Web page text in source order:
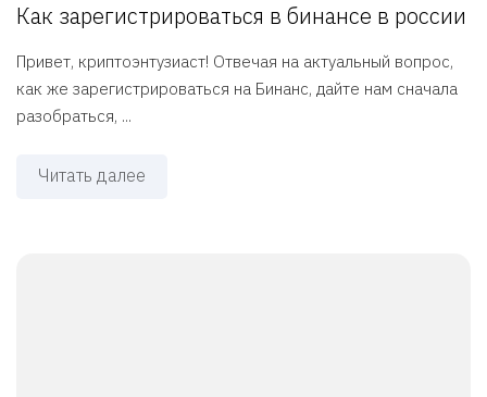
Как зарегистрироваться в бинансе в россии
Привет, криптоэнтузиаст! Отвечая на актуальный вопрос,
как же зарегистрироваться на Бинанс, дайте нам сначала
разобраться, ...
Читать далее